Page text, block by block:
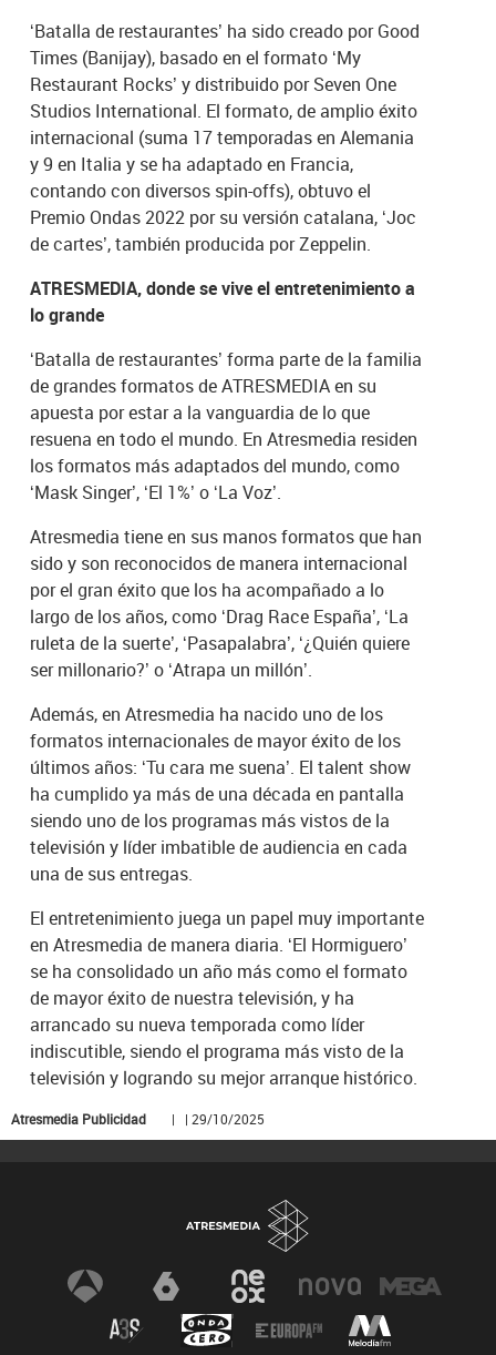
‘Batalla de restaurantes’ ha sido creado por Good
Times (Banijay), basado en el formato ‘My
Restaurant Rocks’ y distribuido por Seven One
Studios International. El formato, de amplio éxito
internacional (suma 17 temporadas en Alemania
y 9 en Italia y se ha adaptado en Francia,
contando con diversos spin-offs), obtuvo el
Premio Ondas 2022 por su versión catalana, ‘Joc
de cartes’, también producida por Zeppelin.
ATRESMEDIA, donde se vive el entretenimiento a
lo grande
‘Batalla de restaurantes’ forma parte de la familia
de grandes formatos de ATRESMEDIA en su
apuesta por estar a la vanguardia de lo que
resuena en todo el mundo. En Atresmedia residen
los formatos más adaptados del mundo, como
‘Mask Singer’, ‘El 1%’ o ‘La Voz’.
Atresmedia tiene en sus manos formatos que han
sido y son reconocidos de manera internacional
por el gran éxito que los ha acompañado a lo
largo de los años, como ‘Drag Race España’, ‘La
ruleta de la suerte’, ‘Pasapalabra’, ‘¿Quién quiere
ser millonario?’ o ‘Atrapa un millón’.
Además, en Atresmedia ha nacido uno de los
formatos internacionales de mayor éxito de los
últimos años: ‘Tu cara me suena’. El talent show
ha cumplido ya más de una década en pantalla
siendo uno de los programas más vistos de la
televisión y líder imbatible de audiencia en cada
una de sus entregas.
El entretenimiento juega un papel muy importante
en Atresmedia de manera diaria. ‘El Hormiguero’
se ha consolidado un año más como el formato
de mayor éxito de nuestra televisión, y ha
arrancado su nueva temporada como líder
indiscutible, siendo el programa más visto de la
televisión y logrando su mejor arranque histórico.
Atresmedia Publicidad | | 29/10/2025